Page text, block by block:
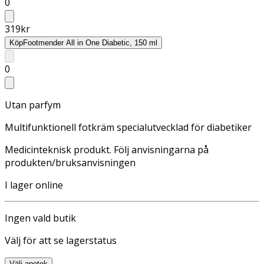
319kr
KöpFootmender All in One Diabetic, 150 ml
0
Utan parfym
Multifunktionell fotkräm specialutvecklad för diabetiker
Medicinteknisk produkt. Följ anvisningarna på
produkten/bruksanvisningen
I lager online
Ingen vald butik
Välj för att se lagerstatus